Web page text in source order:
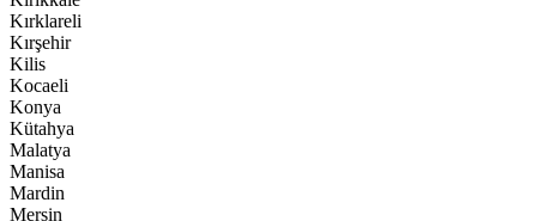
Kırklareli
Kırşehir
Kilis
Kocaeli
Konya
Kütahya
Malatya
Manisa
Mardin
Mersin